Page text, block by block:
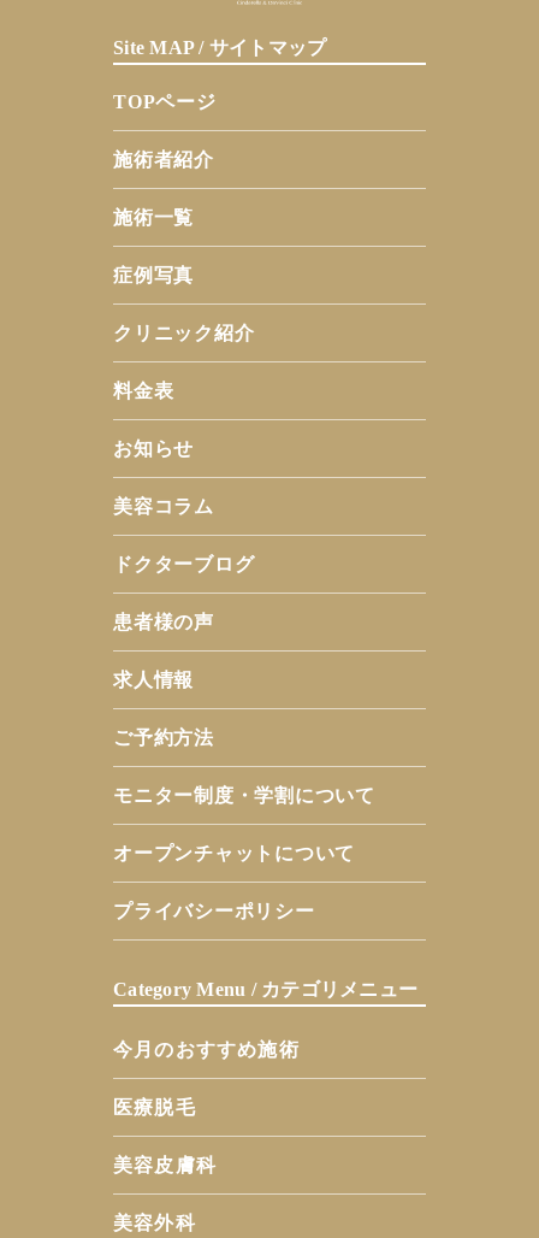
Site MAP / サイトマップ
TOPページ
施術者紹介
施術一覧
症例写真
クリニック紹介
料金表
お知らせ
美容コラム
ドクターブログ
患者様の声
求人情報
ご予約方法
モニター制度・学割について
オープンチャットについて
プライバシーポリシー
Category Menu / カテゴリメニュー
今月のおすすめ施術
医療脱毛
美容皮膚科
美容外科